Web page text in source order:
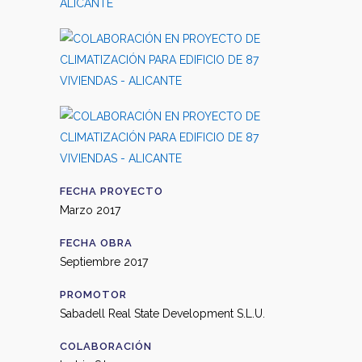
FECHA PROYECTO
Marzo 2017
FECHA OBRA
Septiembre 2017
PROMOTOR
Sabadell Real State Development S.L.U.
COLABORACIÓN